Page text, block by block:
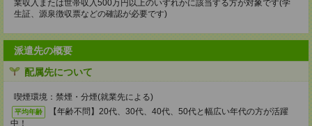
業収入または世帯収入500万円以上のいずれかに該当する方が対象です(学
生証、源泉徴収票などの確認が必要です)
派遣先の概要
配属先について
喫煙環境：禁煙・分煙(就業先による)
平均年齢
【年齢不問】20代、30代、40代、50代と幅広い年代の方が活躍
中！